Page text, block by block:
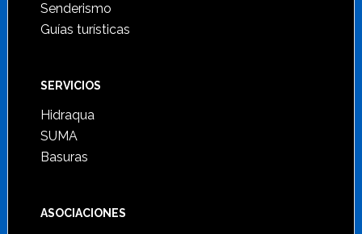
Senderismo
Guías turísticas
SERVICIOS
Hidraqua
SUMA
Basuras
ASOCIACIONES